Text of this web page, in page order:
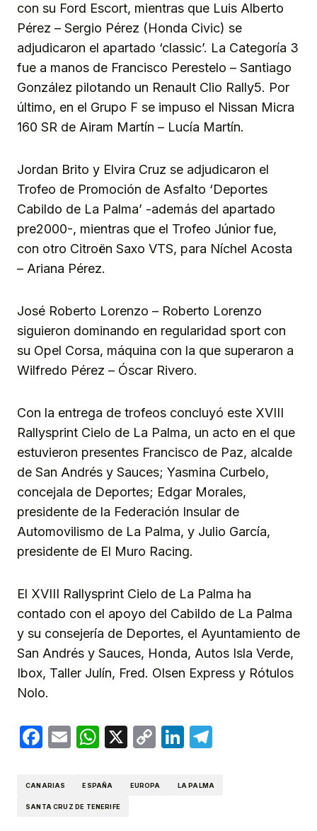
con su Ford Escort, mientras que Luis Alberto
Pérez – Sergio Pérez (Honda Civic) se
adjudicaron el apartado ‘classic’. La Categoría 3
fue a manos de Francisco Perestelo – Santiago
González pilotando un Renault Clio Rally5. Por
último, en el Grupo F se impuso el Nissan Micra
160 SR de Airam Martín – Lucía Martín.
Jordan Brito y Elvira Cruz se adjudicaron el
Trofeo de Promoción de Asfalto ‘Deportes
Cabildo de La Palma’ -además del apartado
pre2000-, mientras que el Trofeo Júnior fue,
con otro Citroën Saxo VTS, para Níchel Acosta
– Ariana Pérez.
José Roberto Lorenzo – Roberto Lorenzo
siguieron dominando en regularidad sport con
su Opel Corsa, máquina con la que superaron a
Wilfredo Pérez – Óscar Rivero.
Con la entrega de trofeos concluyó este XVIII
Rallysprint Cielo de La Palma, un acto en el que
estuvieron presentes Francisco de Paz, alcalde
de San Andrés y Sauces; Yasmina Curbelo,
concejala de Deportes; Edgar Morales,
presidente de la Federación Insular de
Automovilismo de La Palma, y Julio García,
presidente de El Muro Racing.
El XVIII Rallysprint Cielo de La Palma ha
contado con el apoyo del Cabildo de La Palma
y su consejería de Deportes, el Ayuntamiento de
San Andrés y Sauces, Honda, Autos Isla Verde,
Ibox, Taller Julín, Fred. Olsen Express y Rótulos
Nolo.
Facebook
EmailWhatsApp
X
CopyLinkedIn
CANARIAS ESPAÑA EUROPA LA PALMA
SANTA CRUZ DE TENERIFE